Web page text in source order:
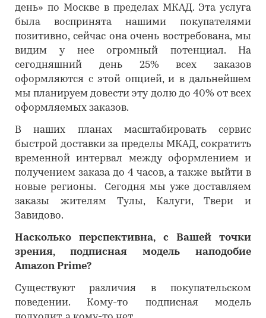
день» по Москве в пределах МКАД. Эта услуга
была воспринята нашими покупателями
позитивно, сейчас она очень востребована, мы
видим у нее огромный потенциал. На
сегодняшний день 25% всех заказов
оформляются с этой опцией, и в дальнейшем
мы планируем довести эту долю до 40% от всех
оформляемых заказов.
В наших планах масштабировать сервис
быстрой доставки за пределы МКАД, сократить
временной интервал между оформлением и
получением заказа до 4 часов, а также выйти в
новые регионы. Сегодня мы уже доставляем
заказы жителям Тулы, Калуги, Твери и
Завидово.
Насколько перспективна, с Вашей точки
зрения, подписная модель наподобие
Amazon Prime?
Существуют различия в покупательском
поведении. Кому-то подписная модель